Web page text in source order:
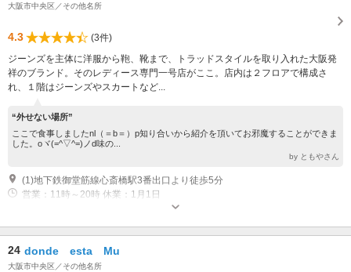
大阪市中央区／その他名所
4.3
(3件)
ジーンズを主体に洋服から鞄、靴まで、トラッドスタイルを取り入れた大阪発
祥のブランド。そのレディース専門一号店がここ。店内は２フロアで構成さ
れ、１階はジーンズやスカートなど...
“外せない場所”
ここで食事しましたnl（＝b＝）p知り合いから紹介を頂いてお邪魔することができま
した。oヾ(=^▽^=)ノd味の...
by ともやさん
(1)地下鉄御堂筋線心斎橋駅3番出口より徒歩5分
営業：11時～20時 休業：1月1日
24 donde esta Mu
大阪市中央区／その他名所